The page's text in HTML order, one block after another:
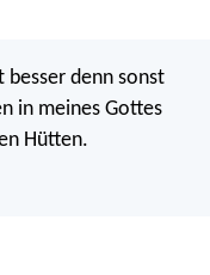
besser denn sonst
in meines Gottes
Hütten.